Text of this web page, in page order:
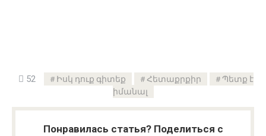
52 Իսկ դուք գիտեք Հետաքրքիր
Պետք է
իմանալ
Понравилась статья? Поделиться с